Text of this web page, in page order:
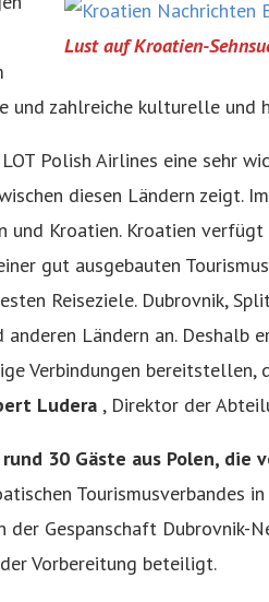
Lust auf Kroatien-
zahlreiche kulturelle und
Polish Airlines eine sehr
diesen Ländern zeigt.
und Kroatien. Kroatien
gut ausgebauten
Reiseziele. Dubrovnik,
Ländern an. Deshalb
Verbindungen
Ludera , Direktor der
30 Gäste aus Polen, die
Tourismusverbandes
Gespanschaft Dubrovnik-
Vorbereitung beteiligt.